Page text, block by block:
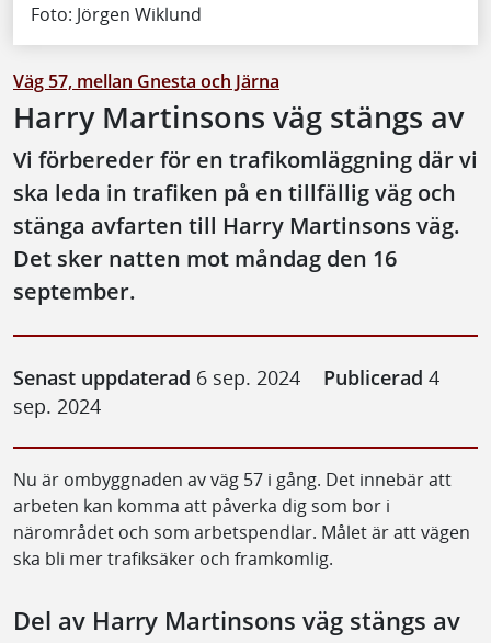
Foto: Jörgen Wiklund
Väg 57, mellan Gnesta och Järna
Harry Martinsons väg stängs av
Vi förbereder för en trafikomläggning där vi
ska leda in trafiken på en tillfällig väg och
stänga avfarten till Harry Martinsons väg.
Det sker natten mot måndag den 16
september.
Senast uppdaterad 6 sep. 2024 Publicerad 4
sep. 2024
Nu är ombyggnaden av väg 57 i gång. Det innebär att
arbeten kan komma att påverka dig som bor i
närområdet och som arbetspendlar. Målet är att vägen
ska bli mer trafiksäker och framkomlig.
Del av Harry Martinsons väg stängs av